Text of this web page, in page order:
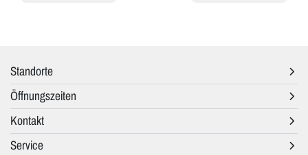
Standorte
Öffnungszeiten
Kontakt
Service